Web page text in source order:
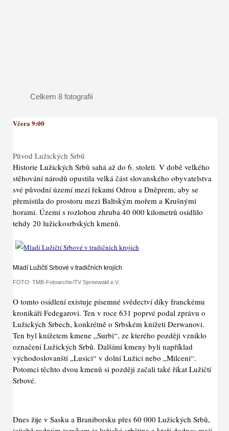
Celkem 8 fotografií
Včera 9:00
Původ Lužických Srbů
Historie Lužických Srbů sahá až do 6. století. V době velkého
stěhování národů opustila velká část slovanského obyvatelstva
své původní území mezi řekami Odrou a Dněprem, aby se
přemístila do prostoru mezi Baltským mořem a Krušnými
horami. Území s rozlohou zhruba 40 000 kilometrů osídlilo
tehdy 20 lužickosrbských kmenů.
Mladí Lužičtí Srbové v tradičních krojích
FOTO: TMB-Fotoarchiv/TV Spreewald e.V.
O tomto osídlení existuje písemné svědectví díky franckému
kronikáři Fedegarovi. Ten v roce 631 poprvé podal zprávu o
Lužických Srbech, konkrétně o Srbském knížeti Derwanovi.
Ten byl knížetem kmene „Surbi“, ze kterého později vzniklo
označení Lužických Srbů. Dalšími kmeny byli například
východoslovanští „Lusici“ v dolní Lužici nebo „Milceni“.
Potomci těchto dvou kmenů si později začali také říkat Lužičtí
Srbové.
Dnes žije v Sasku a Braniborsku přes 60 000 Lužických Srbů,